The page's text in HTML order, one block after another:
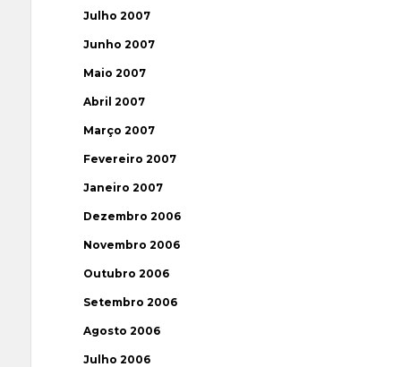
Julho 2007
Junho 2007
Maio 2007
Abril 2007
Março 2007
Fevereiro 2007
Janeiro 2007
Dezembro 2006
Novembro 2006
Outubro 2006
Setembro 2006
Agosto 2006
Julho 2006